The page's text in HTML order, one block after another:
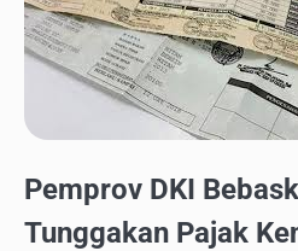
Pemprov DKI
Tunggakan Pajak